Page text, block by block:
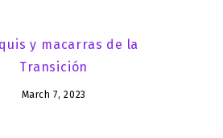
y macarras de la
Transición
March 7, 2023